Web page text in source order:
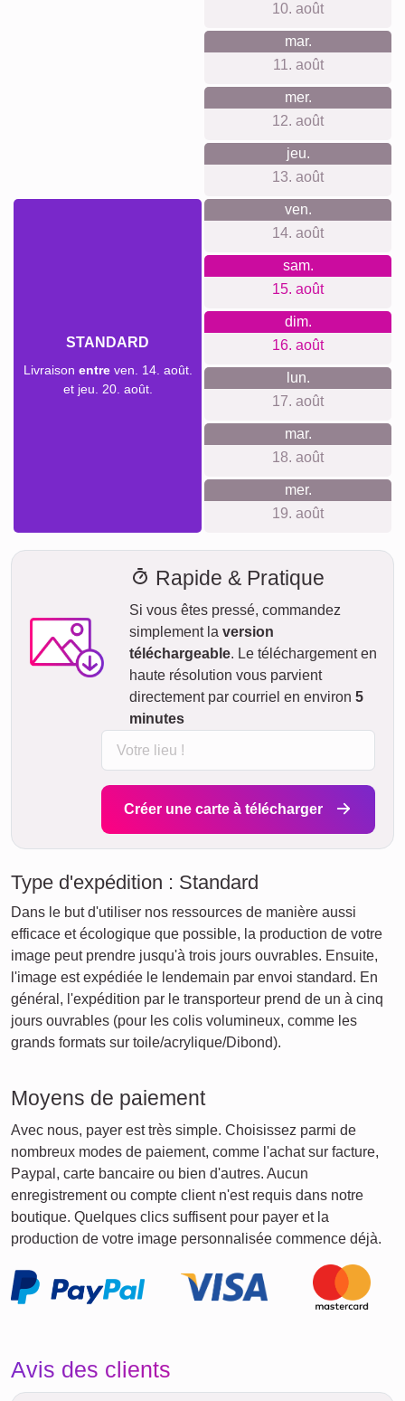
10. août
mar.
11. août
mer.
12. août
jeu.
13. août
STANDARD
Livraison entreven. 14. août.
et jeu. 20. août.
ven.
14. août
sam.
15. août
dim.
16. août
lun.
17. août
mar.
18. août
mer.
19. août
Rapide & Pratique
Si vous êtes pressé, commandez
simplement la version
téléchargeable. Le téléchargement en
haute résolution vous parvient
directement par courriel en environ 5
minutes
Créer une carte à télécharger
Type d'expédition : Standard
Dans le but d'utiliser nos ressources de manière aussi
efficace et écologique que possible, la production de votre
image peut prendre jusqu'à trois jours ouvrables. Ensuite,
l'image est expédiée le lendemain par envoi standard. En
général, l'expédition par le transporteur prend de un à cinq
jours ouvrables (pour les colis volumineux, comme les
grands formats sur toile/acrylique/Dibond).
Moyens de paiement
Avec nous, payer est très simple. Choisissez parmi de
nombreux modes de paiement, comme l'achat sur facture,
Paypal, carte bancaire ou bien d'autres. Aucun
enregistrement ou compte client n'est requis dans notre
boutique. Quelques clics suffisent pour payer et la
production de votre image personnalisée commence déjà.
Avis des clients